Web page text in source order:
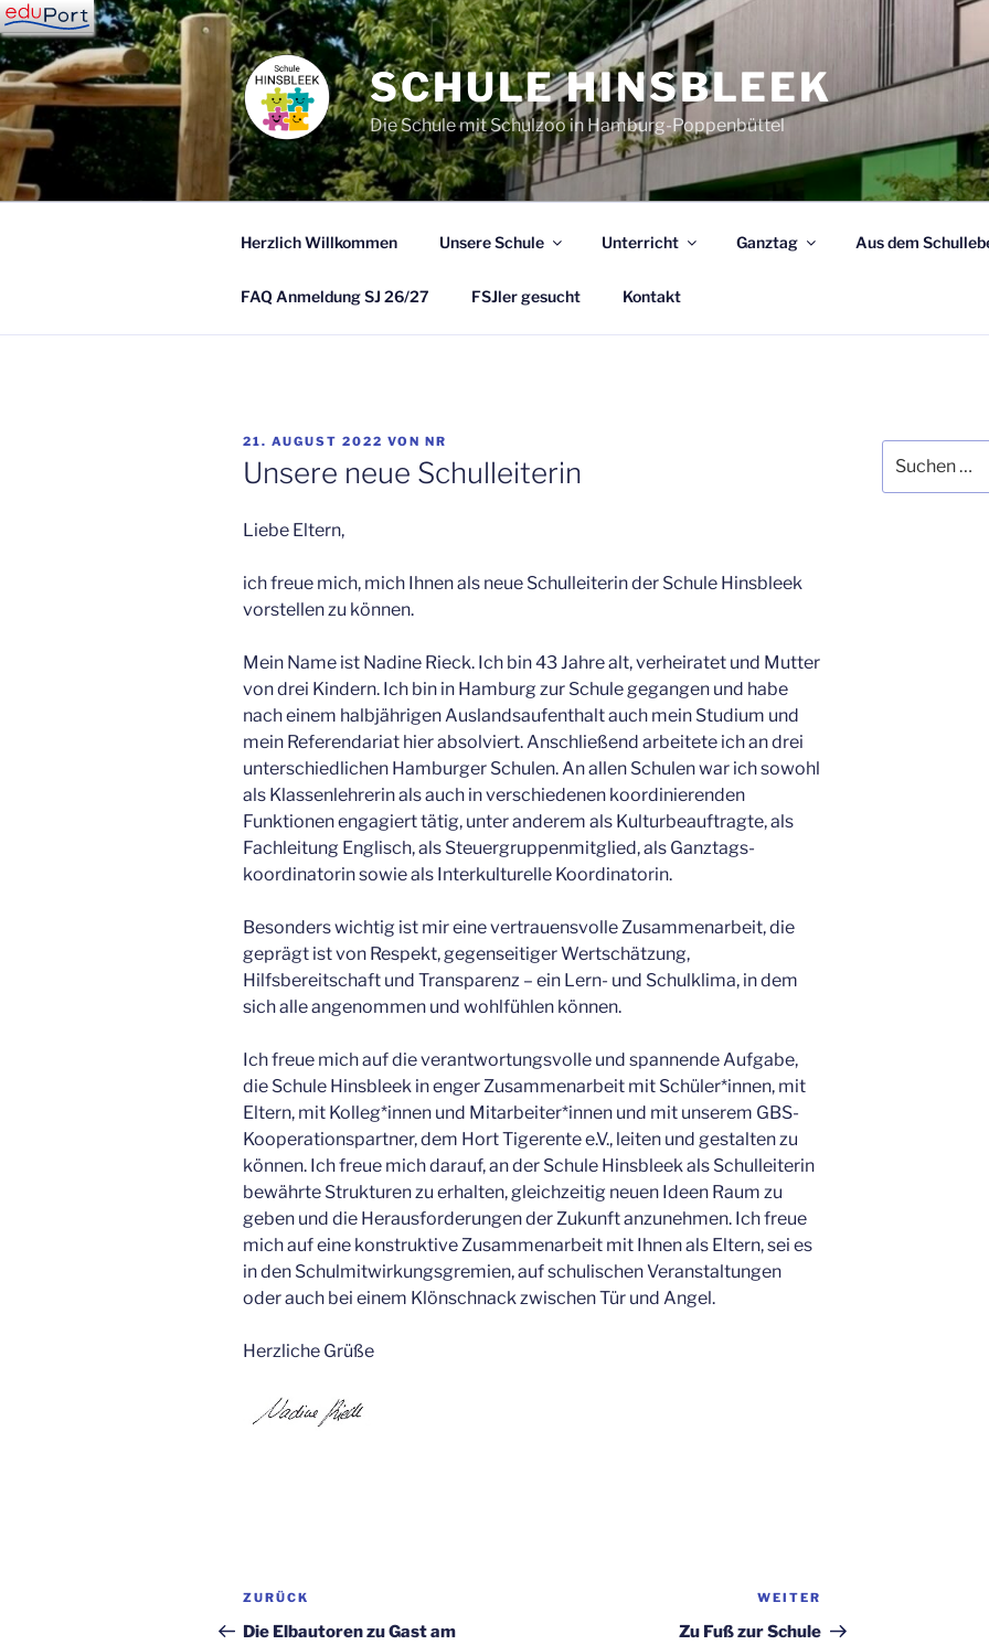
Zum
Inhalt
springen
SCHULE HINSBLEEK
Die Schule mit Schulzoo in Hamburg-Poppenbüttel
Herzlich Willkommen Unsere Schule Unterricht Ganztag Aus dem
FAQ Anmeldung SJ 26/27 FSJler gesucht Kontakt
VERÖFFENTLICHT
AM
21. AUGUST 2022 VON NR
Unsere neue Schulleiterin
Liebe Eltern,
ich freue mich, mich Ihnen als neue Schulleiterin der Schule Hinsbleek
vorstellen zu können.
Mein Name ist Nadine Rieck. Ich bin 43 Jahre alt, verheiratet und Mutter
von drei Kindern. Ich bin in Hamburg zur Schule gegangen und habe
nach einem halbjährigen Auslandsaufenthalt auch mein Studium und
mein Referendariat hier absolviert. Anschließend arbeitete ich an drei
unterschiedlichen Hamburger Schulen. An allen Schulen war ich sowohl
als Klassenlehrerin als auch in verschiedenen koordinierenden
Funktionen engagiert tätig, unter anderem als Kulturbeauftragte, als
Fachleitung Englisch, als Steuergruppenmitglied, als Ganztags-
koordinatorin sowie als Interkulturelle Koordinatorin.
Besonders wichtig ist mir eine vertrauensvolle Zusammenarbeit, die
geprägt ist von Respekt, gegenseitiger Wertschätzung,
Hilfsbereitschaft und Transparenz – ein Lern- und Schulklima, in dem
sich alle angenommen und wohlfühlen können.
Ich freue mich auf die verantwortungsvolle und spannende Aufgabe,
die Schule Hinsbleek in enger Zusammenarbeit mit Schüler*innen, mit
Eltern, mit Kolleg*innen und Mitarbeiter*innen und mit unserem GBS-
Kooperationspartner, dem Hort Tigerente e.V., leiten und gestalten zu
können. Ich freue mich darauf, an der Schule Hinsbleek als Schulleiterin
bewährte Strukturen zu erhalten, gleichzeitig neuen Ideen Raum zu
geben und die Herausforderungen der Zukunft anzunehmen. Ich freue
mich auf eine konstruktive Zusammenarbeit mit Ihnen als Eltern, sei es
in den Schulmitwirkungsgremien, auf schulischen Veranstaltungen
oder auch bei einem Klönschnack zwischen Tür und Angel.
Herzliche Grüße
Beitragsnavigation
Vorheriger
Beitrag
ZURÜCK
Die Elbautoren zu Gast am
Beitrag
WEITER
Zu Fuß zur Schule
nach: